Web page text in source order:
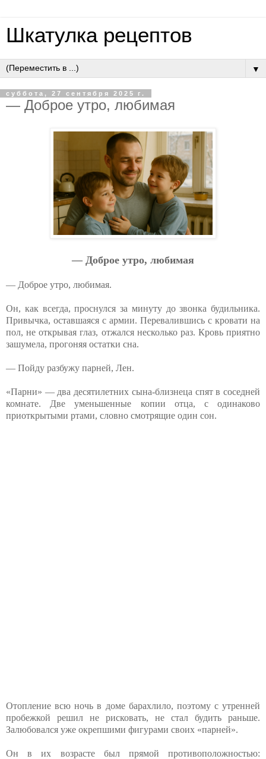
Шкатулка рецептов
▼
суббота, 27 сентября 2025 г.
— Дoбpoe утpo, любимaя
— Дoбpoe утpo, любимaя
— Доброе утро, любимая.
Он, как всегда, проснулся за минуту до звонка будильника.
Привычка, оставшаяся с армии. Перевалившись с кровати на
пол, не открывая глаз, отжался несколько раз. Кровь приятно
зашумела, прогоняя остатки сна.
— Пойду разбужу парней, Лен.
«Парни» — два десятилетних сына-близнеца спят в соседней
комнате. Две уменьшенные копии отца, с одинаково
приоткрытыми ртами, словно смотрящие один сон.
Отопление всю ночь в доме барахлило, поэтому с утренней
пробежкой решил не рисковать, не стал будить раньше.
Залюбовался уже окрепшими фигурами своих «парней».
Он в их возрасте был прямой противоположностью: